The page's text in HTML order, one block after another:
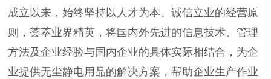
成立以来，始终坚持以人才为本、诚信立业的经营原
则，荟萃业界精英，将国内外先进的信息技术、管理
方法及企业经验与国内企业的具体实际相结合，为企
业提供无尘静电用品的解决方案，帮助企业生产作业